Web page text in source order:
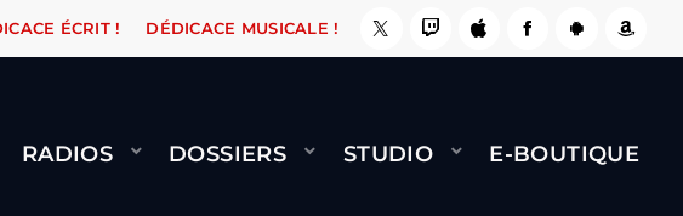
QUI PASSE, ÇA LE FAIT ! NAMI BERNARD MINET - FLY
ÉCRIT ! DÉDICACE MUSICALE !
RADIOS DOSSIERS STUDIO E-BOUTIQUE